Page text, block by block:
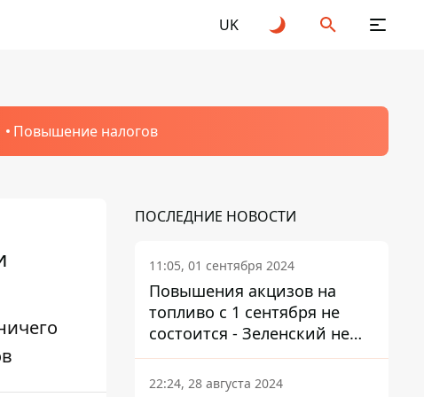
UK
Повышение налогов
ПОСЛЕДНИЕ НОВОСТИ
11:05, 01 сентября 2024
Повышения акцизов на
топливо с 1 сентября не
состоится - Зеленский не
подписал закон
22:24, 28 августа 2024